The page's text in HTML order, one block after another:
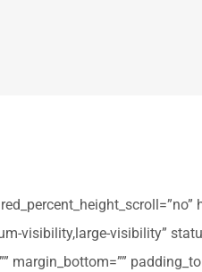
visibility,large-visibility”
margin_bottom=””